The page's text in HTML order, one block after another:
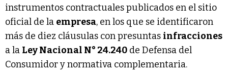
instrumentos contractuales publicados en el sitio
oficial de la empresa, en los que se identificaron
más de diez cláusulas con presuntas infracciones
a la Ley Nacional N° 24.240 de Defensa del
Consumidor y normativa complementaria.